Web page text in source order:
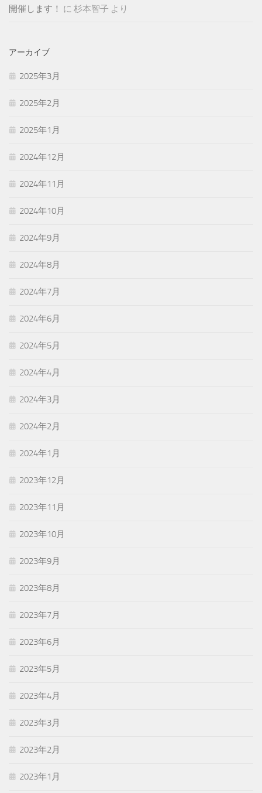
開催します！ に 杉本智子 より
アーカイブ
2025年3月
2025年2月
2025年1月
2024年12月
2024年11月
2024年10月
2024年9月
2024年8月
2024年7月
2024年6月
2024年5月
2024年4月
2024年3月
2024年2月
2024年1月
2023年12月
2023年11月
2023年10月
2023年9月
2023年8月
2023年7月
2023年6月
2023年5月
2023年4月
2023年3月
2023年2月
2023年1月